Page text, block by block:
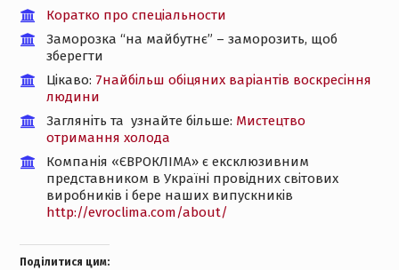
Коратко про спеціальности
Заморозка “на майбутнє” – заморозить, щоб
зберегти
Цікаво: 7найбільш обіцяних варіантів воскресіння
людини
Загляніть та узнайте більше: Мистецтво
отримання холода
Компанія «ЄВРОКЛІМА» є ексклюзивним
представником в Україні провідних світових
виробників і бере наших випускників
http://evroclima.com/about/
Поділитися цим: